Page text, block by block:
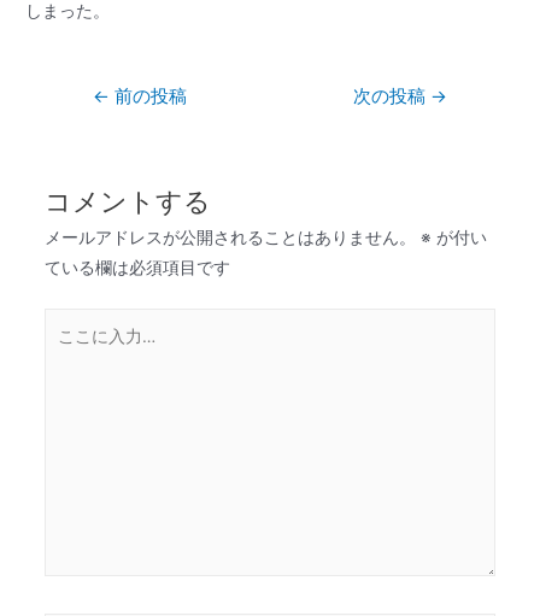
しまった。
← 前の投稿 次の投稿 →
コメントする
メールアドレスが公開されることはありません。 ※ が付い
ている欄は必須項目です